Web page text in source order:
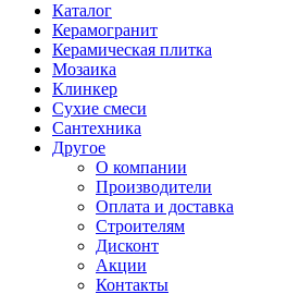
Каталог
Керамогранит
Керамическая плитка
Мозаика
Клинкер
Сухие смеси
Сантехника
Другое
О компании
Производители
Оплата и доставка
Строителям
Дисконт
Акции
Контакты